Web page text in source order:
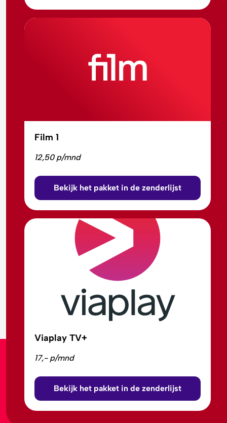
Film 1
12,50 p/mnd
Bekijk het pakket in de zenderlijst
Viaplay TV+
17,- p/mnd
Bekijk het pakket in de zenderlijst